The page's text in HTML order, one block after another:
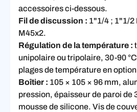
accessoires ci-dessous.
Fil de discussion : 1"1/4 ; 1"1/2
M45x2.
Régulation de la température :
unipolaire ou tripolaire, 30-90
plages de température en
Boîtier : 105 × 105 × 96 mm,
pression, épaisseur de paroi de
mousse de silicone. Vis de